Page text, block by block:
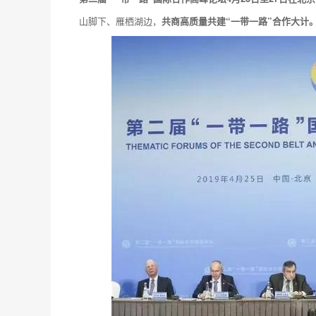
山脚下、雁栖湖边， 共商高质量共建“一带一路”合作大计